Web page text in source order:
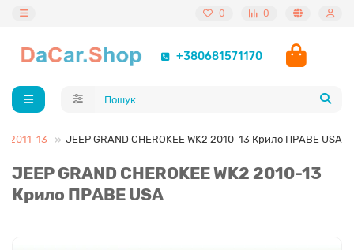
0 0
+380681571170
2011-13 JEEP GRAND CHEROKEE WK2 2010-13 Крило ПРАВЕ USA
JEEP GRAND CHEROKEE WK2 2010-13
Крило ПРАВЕ USA